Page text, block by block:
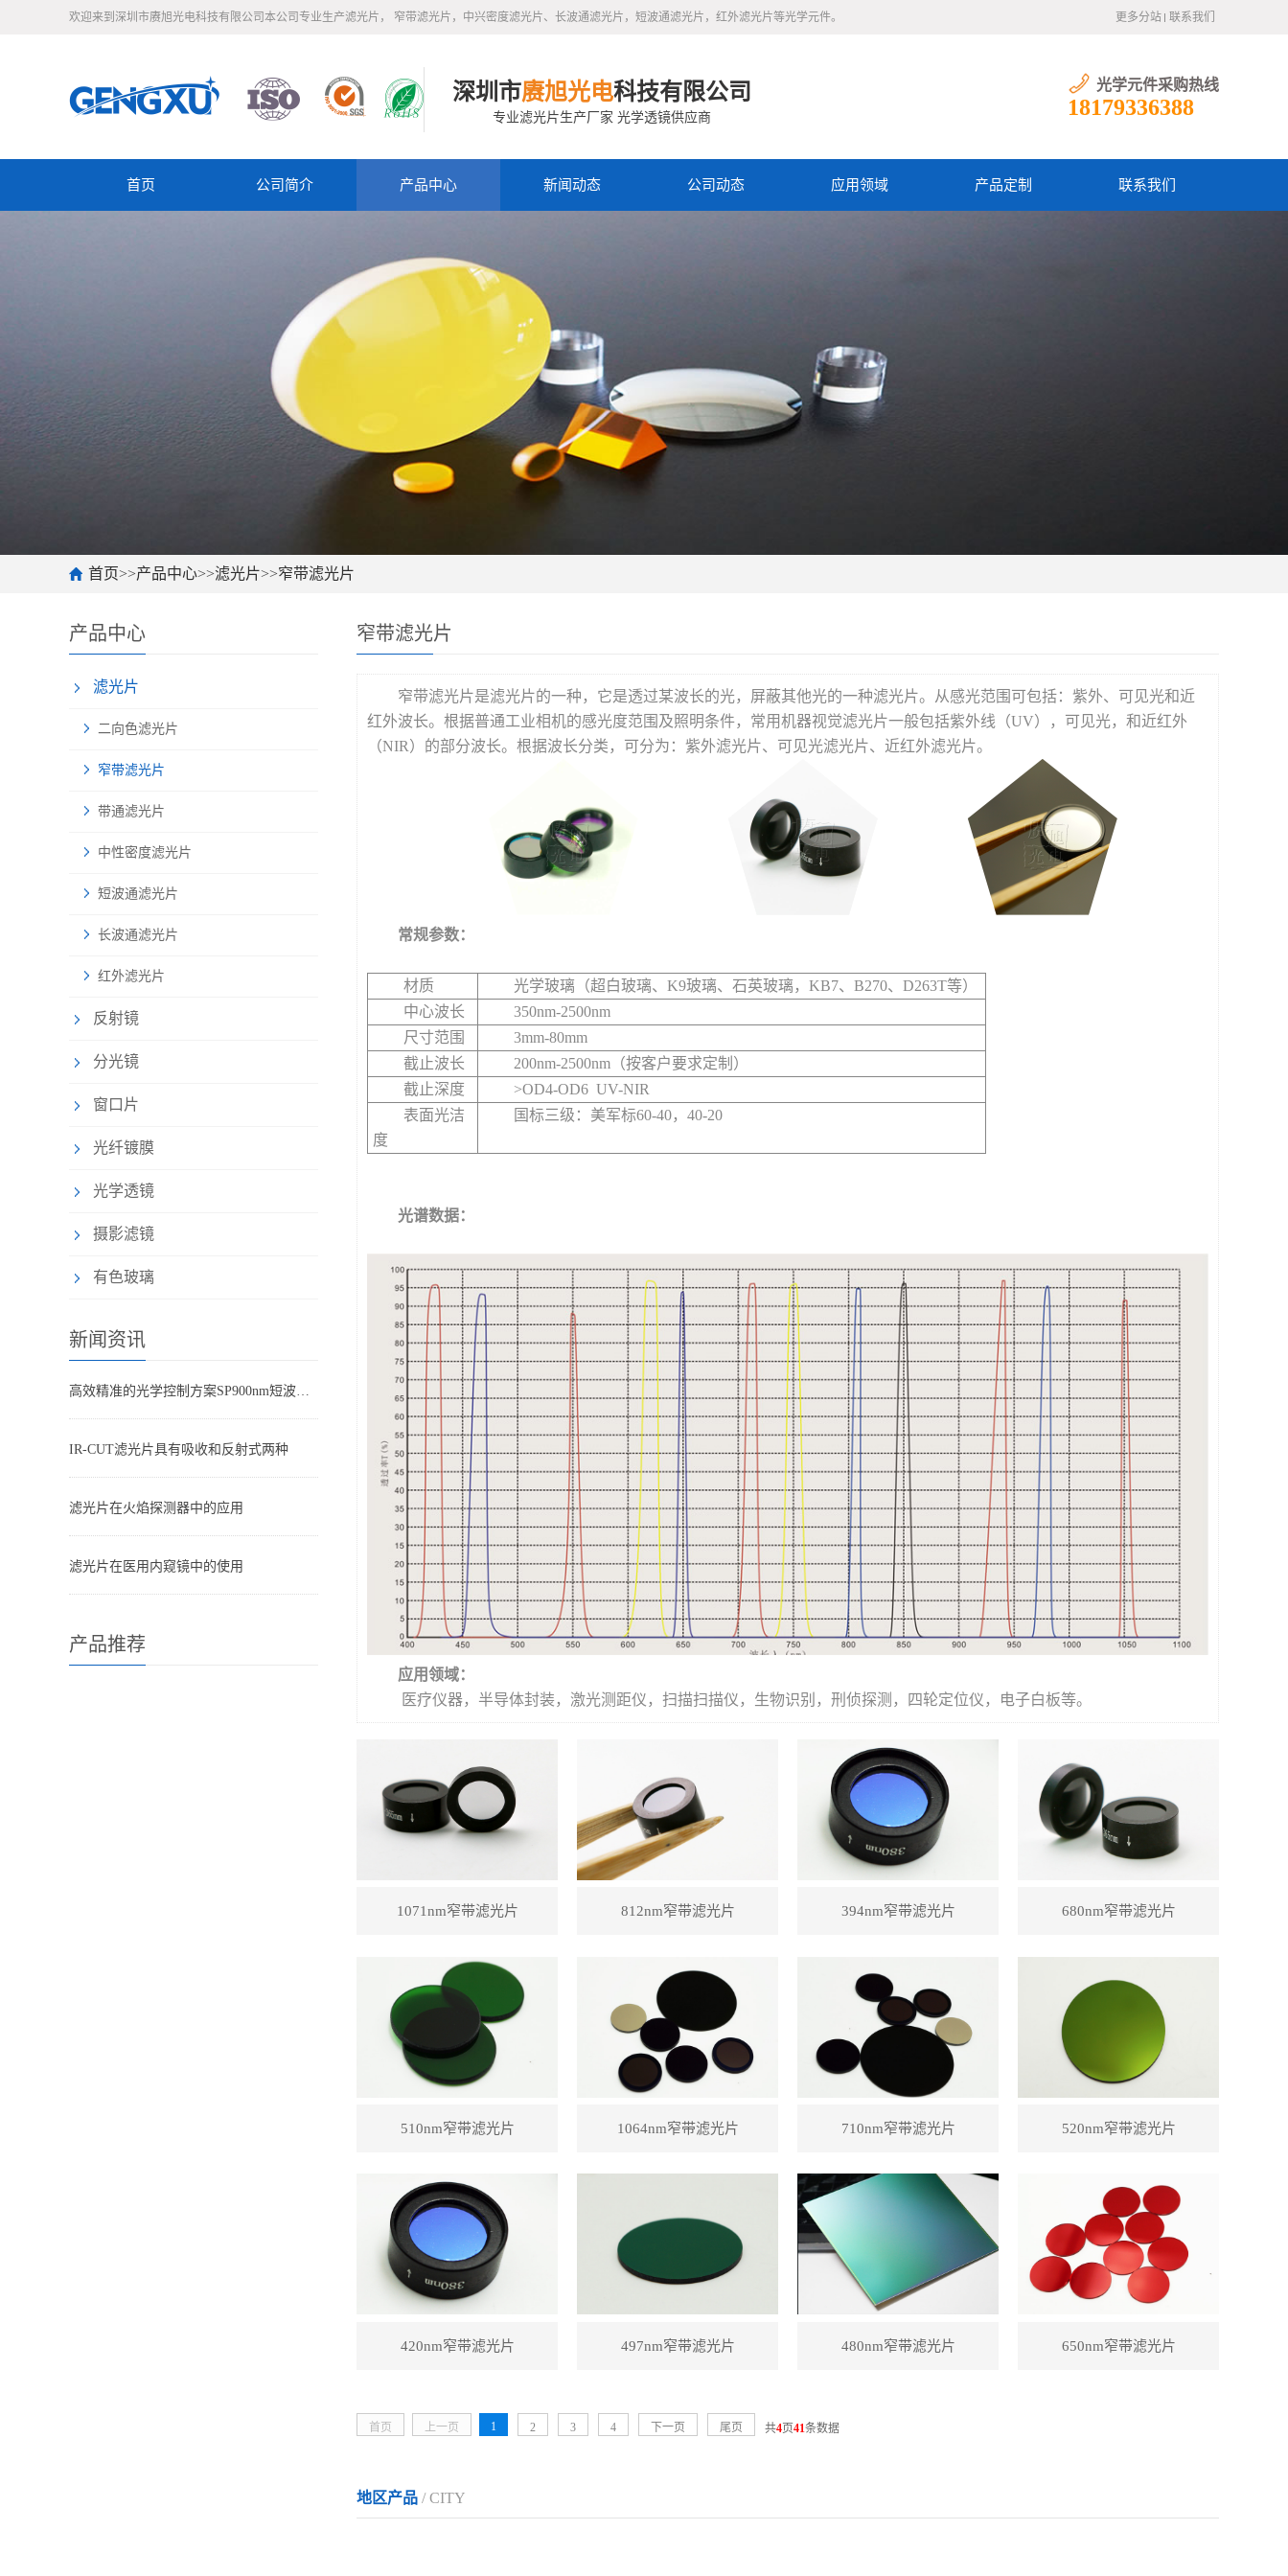
欢迎来到深圳市赓旭光电科技有限公司本公司专业生产滤光片， 窄带滤光片，中兴密度滤光片、长波通滤光片，短波通滤光片，红外滤光片等光学元件。 更多分站 联系我们
深圳市赓旭光电科技有限公司
专业滤光片生产厂家 光学透镜供应商
光学元件采购热线
18179336388
首页 公司简介 产品中心 新闻动态 公司动态 应用领域 产品定制 联系我们
首页>>产品中心>>滤光片>>窄带滤光片
产品中心
滤光片
二向色滤光片
窄带滤光片
带通滤光片
中性密度滤光片
短波通滤光片
长波通滤光片
红外滤光片
反射镜
分光镜
窗口片
光纤镀膜
光学透镜
摄影滤镜
有色玻璃
新闻资讯
高效精准的光学控制方案SP900nm短波通滤光片
IR-CUT滤光片具有吸收和反射式两种
滤光片在火焰探测器中的应用
滤光片在医用内窥镜中的使用
产品推荐
窄带滤光片
窄带滤光片是滤光片的一种，它是透过某波长的光，屏蔽其他光的一种滤光片。从感光范围可包括：紫外、可见光和近
红外波长。根据普通工业相机的感光度范围及照明条件，常用机器视觉滤光片一般包括紫外线（UV），可见光，和近红外
（NIR）的部分波长。根据波长分类，可分为：紫外滤光片、可见光滤光片、近红外滤光片。
常规参数：
材质
光学玻璃（超白玻璃、K9玻璃、石英玻璃，KB7、B270、D263T等）
中心波长
350nm-2500nm
尺寸范围
3mm-80mm
截止波长
200nm-2500nm（按客户要求定制）
截止深度
>OD4-OD6 UV-NIR
表面光洁
度
国标三级：美军标60-40，40-20
光谱数据：
应用领域：
医疗仪器，半导体封装，激光测距仪，扫描扫描仪，生物识别，刑侦探测，四轮定位仪，电子白板等。
1071nm窄带滤光片 812nm窄带滤光片 394nm窄带滤光片 680nm窄带滤光片
510nm窄带滤光片 1064nm窄带滤光片 710nm窄带滤光片 520nm窄带滤光片
420nm窄带滤光片 497nm窄带滤光片 480nm窄带滤光片 650nm窄带滤光片
首页 上一页 1 2 3 4 下一页 尾页 共4页41条数据
地区产品 / CITY